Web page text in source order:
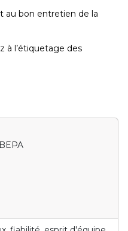
au bon entretien de la
à l’étiquetage des